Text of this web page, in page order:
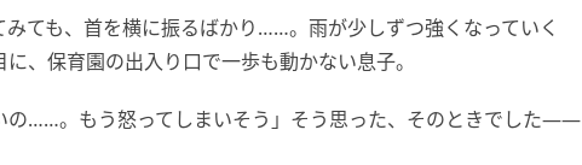
ても、首を横に振るばかり……。雨が少しずつ強くなっていく
、保育園の出入り口で一歩も動かない息子。
の……。もう怒ってしまいそう」そう思った、そのときでした――